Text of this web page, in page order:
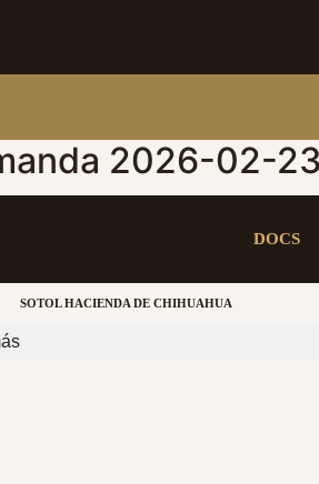
2026-02-
DOCS
SOTOL HACIENDA DE CHIHUAHUA